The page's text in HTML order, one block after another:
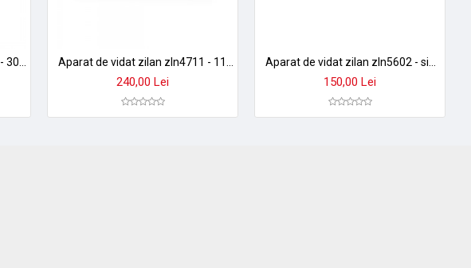
Aparat de vidat zilan zln2808 - 30cm, 88w, sigilare 6 secunde, senzor temperatura + 10 pungi Aparat de vidat zilan zln4711 - 110w, vidare profesionala pana la 30cm, include 10 pungi
240,00 Lei
Aparat de vidat zilan zln5602 - sigilare profesionala, indicator led, oprire automata, negru
150,00 Lei